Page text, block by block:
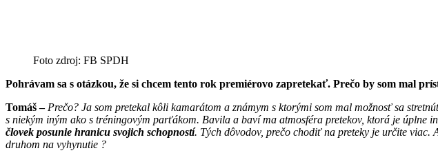
Foto zdroj: FB SPDH
Pohrávam sa s otázkou, že si chcem tento rok premiérovo zapretekať. Prečo by som mal
Tomáš – Prečo? Ja som pretekal kôli kamarátom a známym s ktorými som mal možnosť sa
s niekým iným ako s tréningovým parťákom. Bavila a baví ma atmosféra pretekov, ktorá je úplne
človek posunie hranicu svojich schopností. Tých dôvodov, prečo chodiť na preteky je určite viac.
druhom na vyhynutie ?